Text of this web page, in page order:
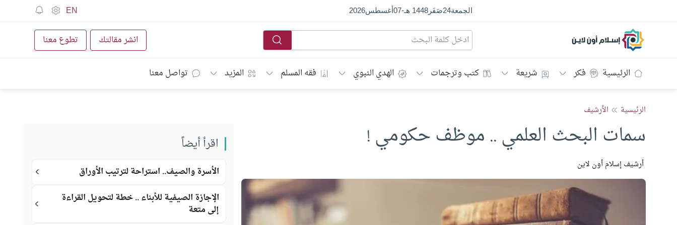
الجمعة24صَفَر1448 هـ -
07أغسطس2026
EN
إسلام أون لاين انشر مقالتك تطوع معنا
الرئيسية فكر شريعة كتب وترجمات الهدي النبوي فقه المسلم المزيد تواصل معنا
الرئيسية الأرشيف
سمات البحث العلمي .. موظف حكومي !
أرشيف إسلام أون لاين
اقرأ أيضاً
الأسرة والصيف.. استراحة لترتيب الأوراق
الإجازة الصيفية للأبناء .. خطة لتحويل القراءة
إلى متعة